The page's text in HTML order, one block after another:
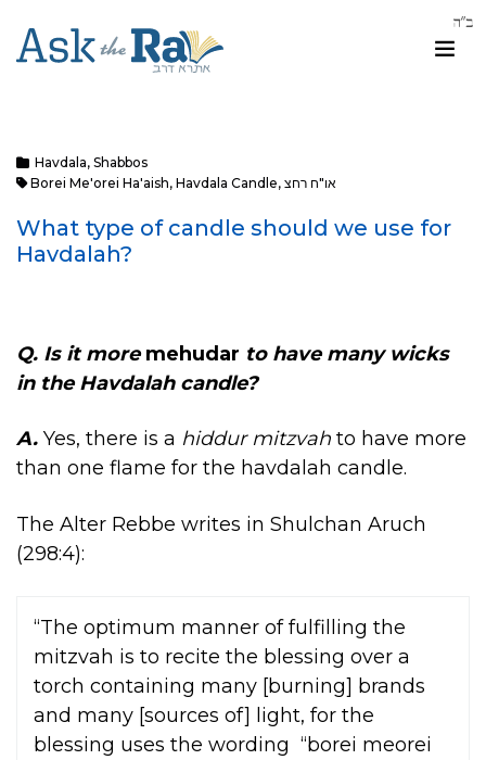
Havdala, Shabbos
Borei Me'orei Ha'aish, Havdala Candle, או"ח רחצ
What type of candle should we use for
Havdalah?
Q. Is it moremehudar to have many wicks
in the Havdalah candle?
A. Yes, there is a hiddur mitzvah to have more
than one flame for the havdalah candle.
The Alter Rebbe writes in Shulchan Aruch
(298:4):
“The optimum manner of fulfilling the
mitzvah is to recite the blessing over a
torch containing many [burning] brands
and many [sources of] light, for the
blessing uses the wording “borei meorei